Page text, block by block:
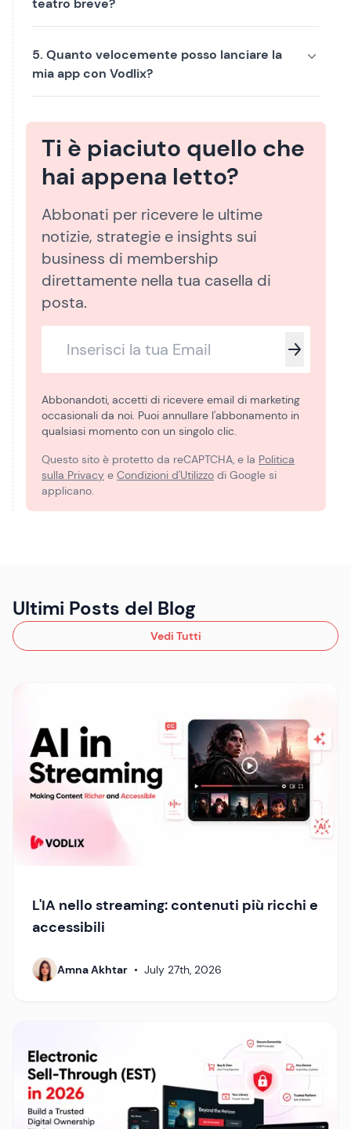
teatro breve?
5. Quanto velocemente posso lanciare la
mia app con Vodlix?
Ti è piaciuto quello che
hai appena letto?
Abbonati per ricevere le ultime
notizie, strategie e insights sui
business di membership
direttamente nella tua casella di
posta.
Abbonandoti, accetti di ricevere email di marketing
occasionali da noi. Puoi annullare l'abbonamento in
qualsiasi momento con un singolo clic.
Questo sito è protetto da reCAPTCHA, e la Politica
sulla Privacy e Condizioni d'Utilizzo di Google si
applicano.
Ultimi Posts del Blog
Vedi Tutti
L'IA nello streaming: contenuti più ricchi e
accessibili
Amna Akhtar • July 27th, 2026